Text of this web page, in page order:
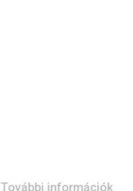
További információk